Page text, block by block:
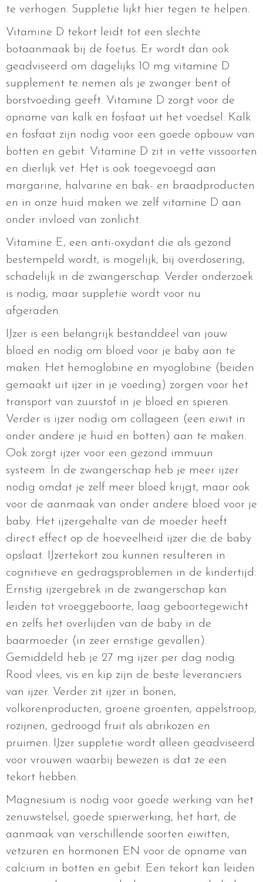
te verhogen. Suppletie lijkt hier tegen te helpen.
Vitamine D tekort leidt tot een slechte
botaanmaak bij de foetus. Er wordt dan ook
geadviseerd om dagelijks 10 mg vitamine D
supplement te nemen als je zwanger bent of
borstvoeding geeft. Vitamine D zorgt voor de
opname van kalk en fosfaat uit het voedsel. Kalk
en fosfaat zijn nodig voor een goede opbouw van
botten en gebit. Vitamine D zit in vette vissoorten
en dierlijk vet. Het is ook toegevoegd aan
margarine, halvarine en bak- en braadproducten
en in onze huid maken we zelf vitamine D aan
onder invloed van zonlicht.
Vitamine E, een anti-oxydant die als gezond
bestempeld wordt, is mogelijk, bij overdosering,
schadelijk in de zwangerschap. Verder onderzoek
is nodig, maar suppletie wordt voor nu
afgeraden.
IJzer is een belangrijk bestanddeel van jouw
bloed en nodig om bloed voor je baby aan te
maken. Het hemoglobine en myoglobine (beiden
gemaakt uit ijzer in je voeding) zorgen voor het
transport van zuurstof in je bloed en spieren.
Verder is ijzer nodig om collageen (een eiwit in
onder andere je huid en botten) aan te maken.
Ook zorgt ijzer voor een gezond immuun
systeem. In de zwangerschap heb je meer ijzer
nodig omdat je zelf meer bloed krijgt, maar ook
voor de aanmaak van onder andere bloed voor je
baby. Het ijzergehalte van de moeder heeft
direct effect op de hoeveelheid ijzer die de baby
opslaat. IJzertekort zou kunnen resulteren in
cognitieve en gedragsproblemen in de kindertijd.
Ernstig ijzergebrek in de zwangerschap kan
leiden tot vroeggeboorte, laag geboortegewicht
en zelfs het overlijden van de baby in de
baarmoeder (in zeer ernstige gevallen).
Gemiddeld heb je 27 mg ijzer per dag nodig.
Rood vlees, vis en kip zijn de beste leveranciers
van ijzer. Verder zit ijzer in bonen,
volkorenproducten, groene groenten, appelstroop,
rozijnen, gedroogd fruit als abrikozen en
pruimen. IJzer suppletie wordt alleen geadviseerd
voor vrouwen waarbij bewezen is dat ze een
tekort hebben.
Magnesium is nodig voor goede werking van het
zenuwstelsel, goede spierwerking, het hart, de
aanmaak van verschillende soorten eiwitten,
vetzuren en hormonen EN voor de opname van
calcium in botten en gebit. Een tekort kan leiden